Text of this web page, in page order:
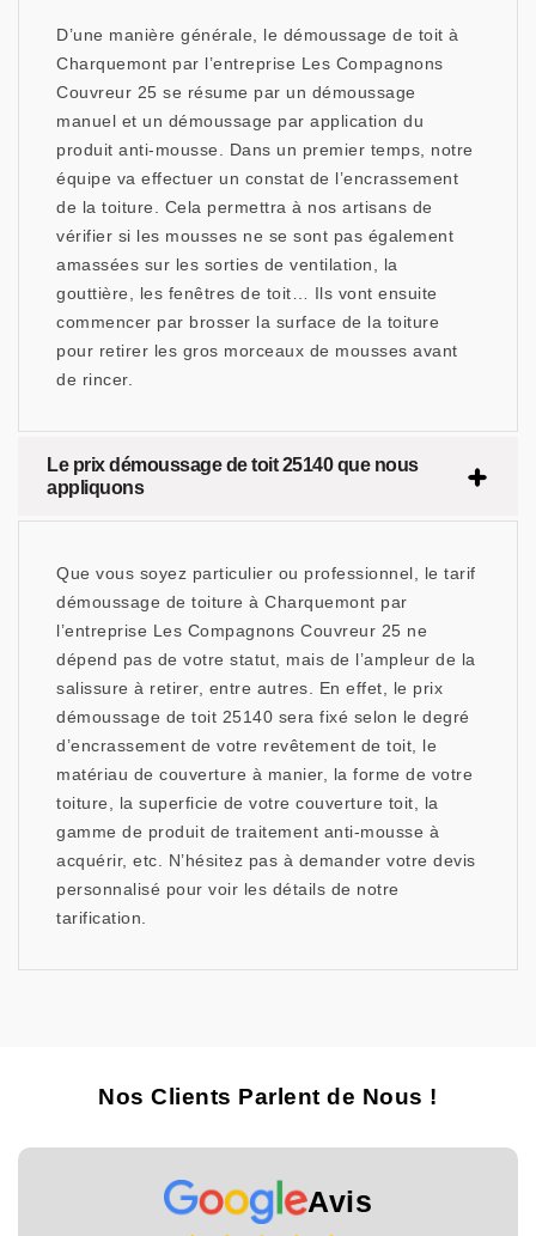
D’une manière générale, le démoussage de toit à
Charquemont par l’entreprise Les Compagnons
Couvreur 25 se résume par un démoussage
manuel et un démoussage par application du
produit anti-mousse. Dans un premier temps, notre
équipe va effectuer un constat de l’encrassement
de la toiture. Cela permettra à nos artisans de
vérifier si les mousses ne se sont pas également
amassées sur les sorties de ventilation, la
gouttière, les fenêtres de toit… Ils vont ensuite
commencer par brosser la surface de la toiture
pour retirer les gros morceaux de mousses avant
de rincer.
Le prix démoussage de toit 25140 que nous
appliquons
Que vous soyez particulier ou professionnel, le tarif
démoussage de toiture à Charquemont par
l’entreprise Les Compagnons Couvreur 25 ne
dépend pas de votre statut, mais de l’ampleur de la
salissure à retirer, entre autres. En effet, le prix
démoussage de toit 25140 sera fixé selon le degré
d’encrassement de votre revêtement de toit, le
matériau de couverture à manier, la forme de votre
toiture, la superficie de votre couverture toit, la
gamme de produit de traitement anti-mousse à
acquérir, etc. N’hésitez pas à demander votre devis
personnalisé pour voir les détails de notre
tarification.
Nos Clients Parlent de Nous !
Avis